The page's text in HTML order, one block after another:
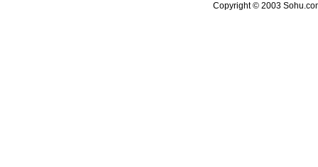
Copyright © 2003